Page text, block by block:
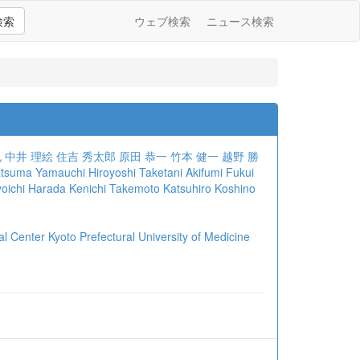
索 ウェブ検索 ニュース検索
中井 理絵 住吉 秀太郎 原田 恭一 竹本 健一 越野 勝
Yamauchi Hiroyoshi Taketani Akifumi Fukui
Harada Kenichi Takemoto Katsuhiro Koshino
Center Kyoto Prefectural University of Medicine